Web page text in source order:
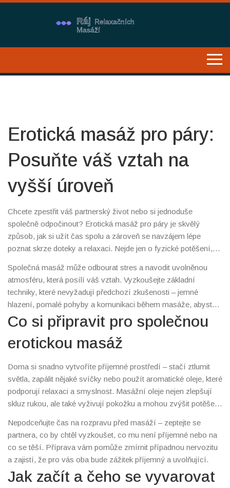
Erotická masáž pro páry:
Posuňte váš vztah na
vyšší úroveň
Chcete zpestřit váš partnerský život nebo si jednoduše
společně odpočinout? Erotická masáž pro páry je skvělý
způsob, jak si užít čas spolu a zároveň se navzájem lépe
poznat skrze doteky a relaxaci. Nejde jen o fyzické potěšení,
Společná masáž může odbourat stres a navodit uvolněnou
atmosféru, která posílí váš vztah. Vyzkoušejte základní
techniky, které nevyžadují předchozí zkušenosti – jemné
hlazení, pomalé pohyby a komunikaci během masáže, abyste
věděli, co se partnerovi líbí nebo co by si chtěl vyzkoušet.
Vzhledem k tomu, že každý reaguje na dotek jinak, je důležité
naslouchat a být otevřený.
Co si připravit pro společnou
erotickou masáž
Doma si snadno vytvoříte příjemné prostředí – stačí ztlumit
světla, zapálit nějaké svíčky nebo použít aromatické oleje, které
podporují relaxaci a smyslnost. Masážní oleje nejen zlepšují
skluz rukou, ale také vyživují pokožku a mohou zvýšit potěšení
levandulí nebo ylang-ylang.
Nepodceňujte čas na rozpravu před masáží – zeptejte se
partnera, co by chtěl vyzkoušet, co mu není příjemné nebo na
co se těší. Příprava vám pomůže zmírnit případnou nervozitu
a zajistí, že pro vás oba bude zážitek příjemný a uvolňující.
Jak začít a čeho se vyvarovat